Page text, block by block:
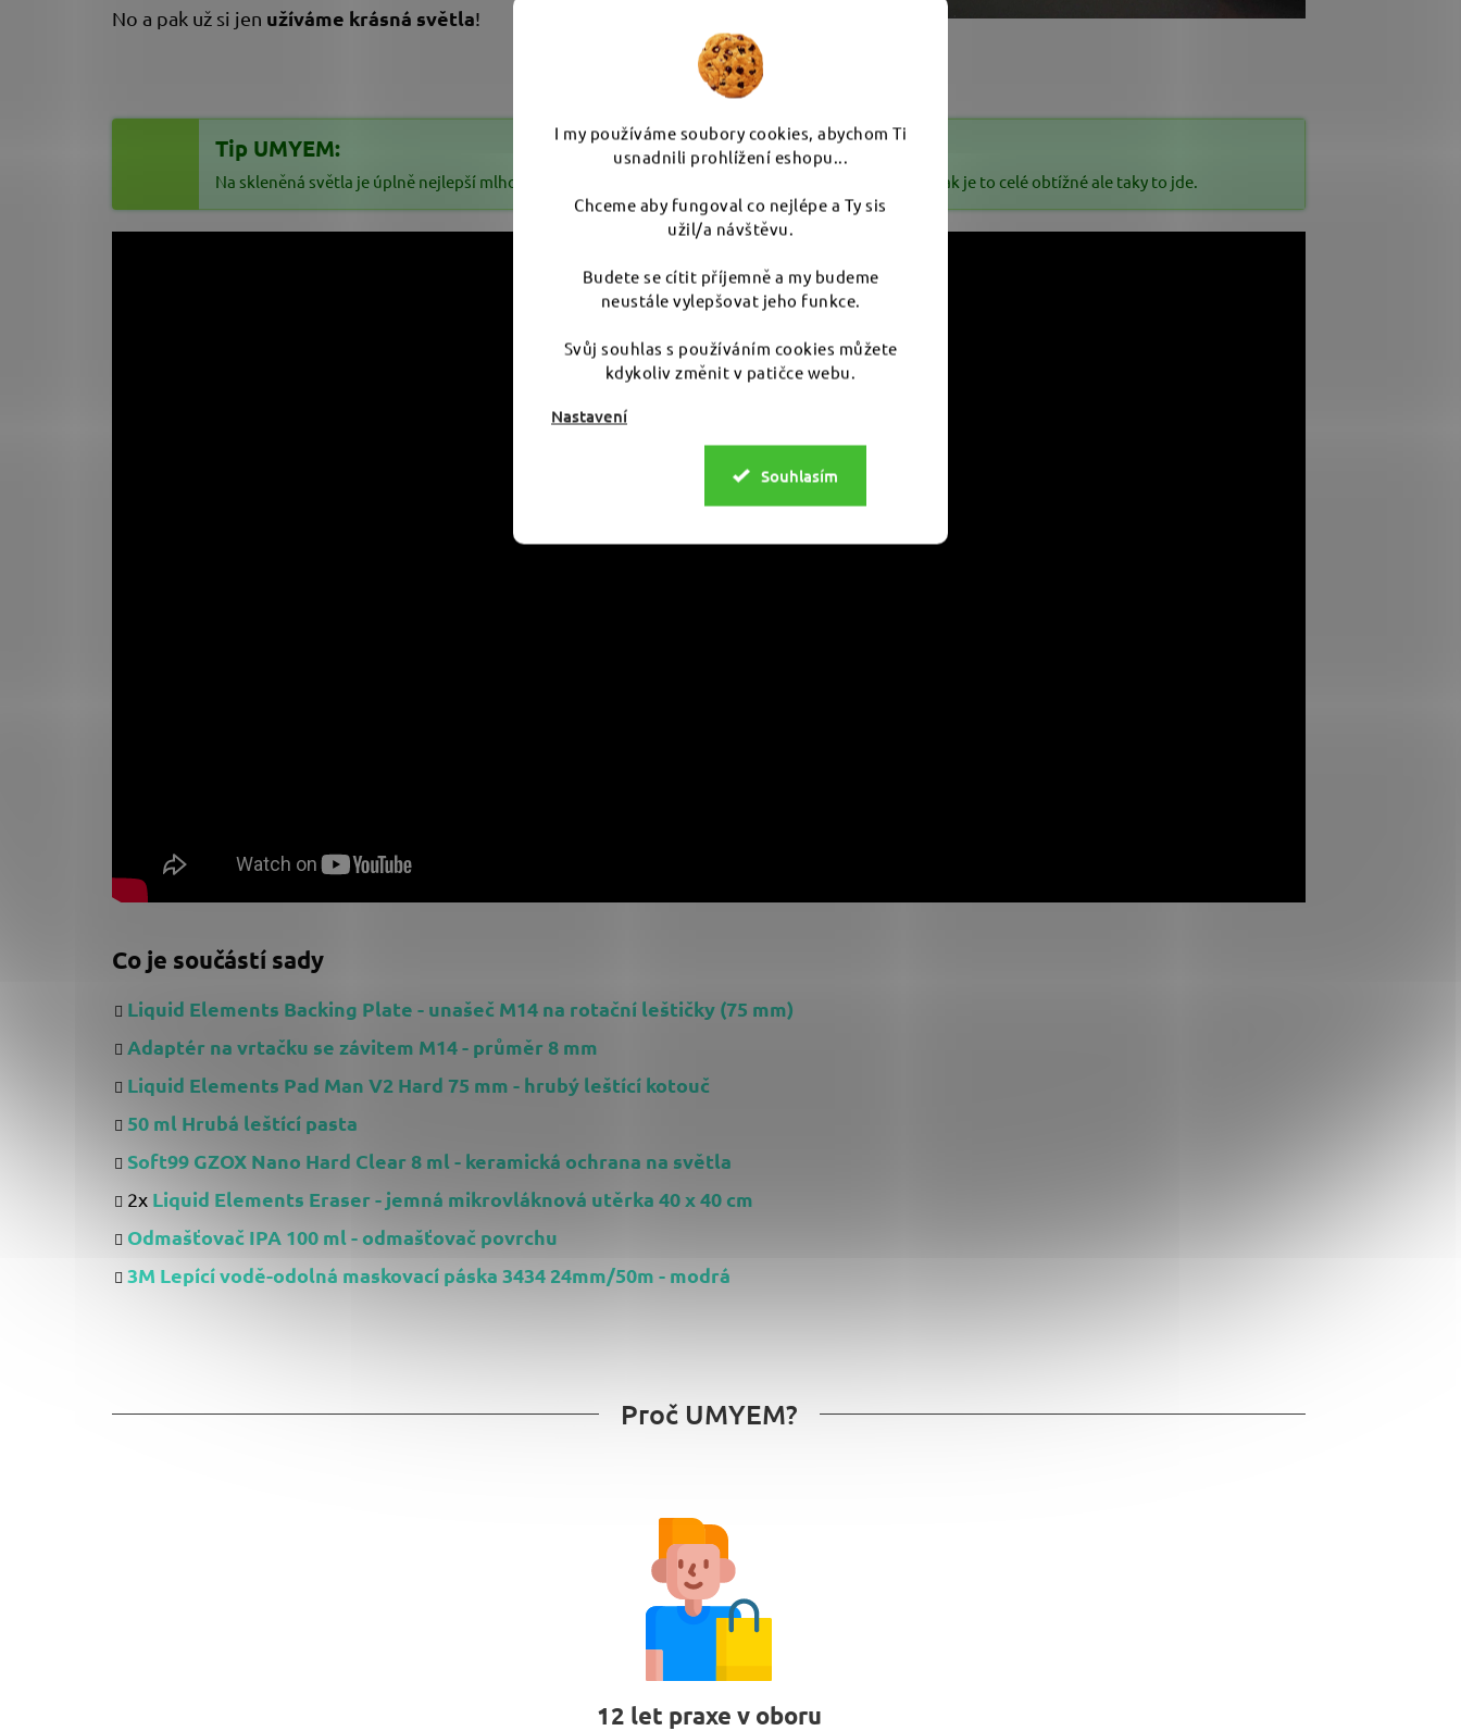
I my používáme soubory cookies, abychom Ti
usnadnili prohlížení eshopu...
Chceme aby fungoval co nejlépe a Ty sis
užil/a návštěvu.
Budete se cítit příjemně a my budeme
neustále vylepšovat jeho funkce.
Svůj souhlas s používáním cookies můžete
kdykoliv změnit v patičce webu.
Nastavení
Souhlasím
No a pak už si jen užíváme krásná světla!
Tip UMYEM:
Na skleněná světla je úplně nejlepší mlhovky demontovat a pak leštit. Pokud nejdou demontovat, tak je to celé obtížné ale taky to jde.
Co je součástí sady
Liquid Elements Backing Plate - unašeč M14 na rotační leštičky (75 mm)
Adaptér na vrtačku se závitem M14 - průměr 8 mm
Liquid Elements Pad Man V2 Hard 75 mm - hrubý leštící kotouč
50 ml Hrubá leštící pasta
Soft99 GZOX Nano Hard Clear 8 ml - keramická ochrana na světla
2x Liquid Elements Eraser - jemná mikrovláknová utěrka 40 x 40 cm
Odmašťovač IPA 100 ml - odmašťovač povrchu
3M Lepící vodě-odolná maskovací páska 3434 24mm/50m - modrá
Proč UMYEM?
12 let praxe v oboru